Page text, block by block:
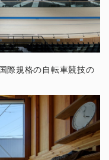
際規格の自転車競技の